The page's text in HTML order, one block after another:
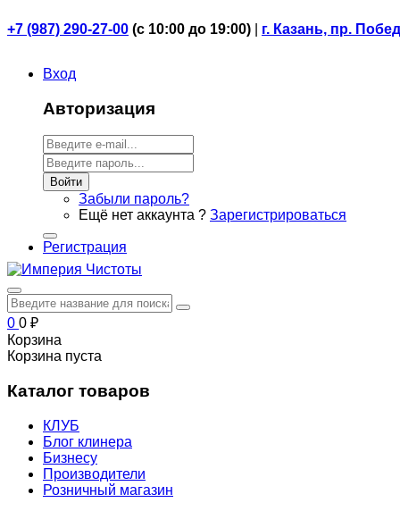
+7 (987) 290-27-00 (с 10:00 до 19:00) г. Казань, пр.
Вход
Авторизация
Войти
Забыли пароль?
Ещё нет аккаунта ? Зарегистрироваться
Регистрация
0 0 ₽
Корзина
Корзина пуста
Каталог товаров
КЛУБ
Блог клинера
Бизнесу
Производители
Розничный магазин